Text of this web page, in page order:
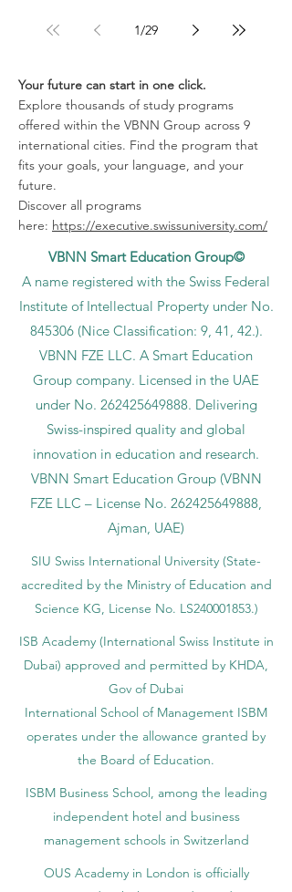
1/29
Your future can start in one click.
Explore thousands of study programs
offered within the VBNN Group across 9
international cities. Find the program that
fits your goals, your language, and your
future.
Discover all programs
here: https://executive.swissuniversity.com/
VBNN Smart Education Group©
A name registered with the Swiss Federal
Institute of Intellectual Property under No.
845306 (Nice Classification: 9, 41, 42.).
VBNN FZE LLC. A Smart Education
Group company. Licensed in the UAE
under No. 262425649888. Delivering
Swiss-inspired quality and global
innovation in education and research.
VBNN Smart Education Group (VBNN
FZE LLC – License No. 262425649888,
Ajman, UAE)
SIU Swiss International University (State-
accredited by the Ministry of Education and
Science KG, License No. LS240001853.)
ISB Academy (International Swiss Institute in
Dubai) approved and permitted by KHDA,
Gov of Dubai
International School of Management ISBM
operates under the allowance granted by
the Board of Education.
ISBM Business School, among the leading
independent hotel and business
management schools in Switzerland
OUS Academy in London is officially